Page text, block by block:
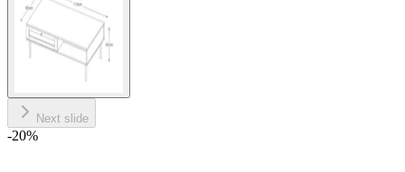
Next slide
-20%